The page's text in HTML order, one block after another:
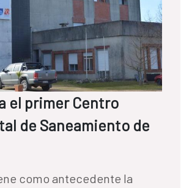
el primer Centro
de Saneamiento de
como antecedente la